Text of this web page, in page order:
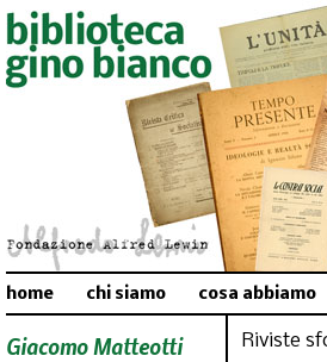
home chi siamo cosa abbiamo
Giacomo Matteotti Riviste